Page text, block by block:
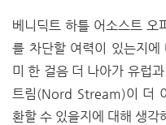
베니딕트 하틀 어소스트
를 차단할 여력이 있는지에
미 한 걸음 더 나아가 유럽
트림(Nord Stream)이 더
환할 수 있을지에 대해 생각